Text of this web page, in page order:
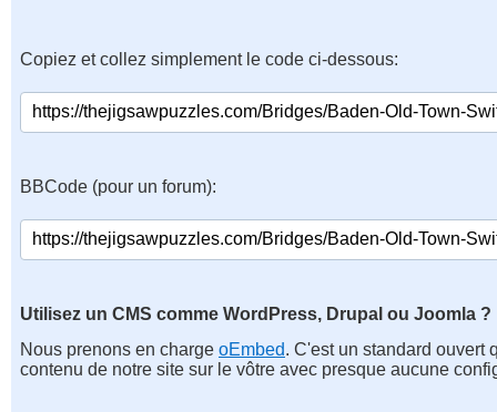
Copiez et collez simplement le code ci-dessous:
BBCode (pour un forum):
Utilisez un CMS comme WordPress, Drupal ou Joomla ?
Nous prenons en charge oEmbed. C'est un standard ouvert
contenu de notre site sur le vôtre avec presque aucune